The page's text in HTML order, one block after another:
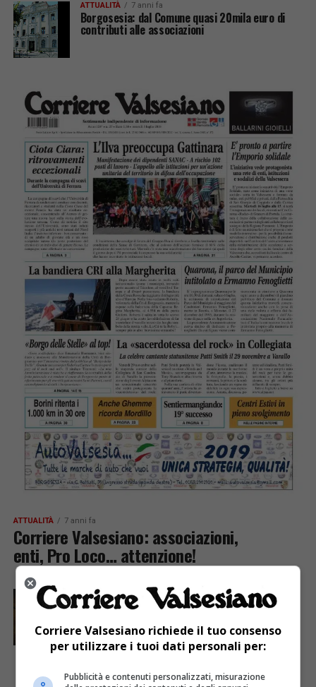
ATTUALITÀ 7 anni fa
Borgosesia: dal Comune quasi 20mila euro di
contributi alle associazioni
ATTUALITÀ 7 anni fa
Corriere Valsesiano: associazioni,
enti, Pro Loco… attenzione!
ATTUALITÀ 7 anni fa
Valduggia: contributi comunali alle associazioni
Corriere Valsesiano richiede il tuo consenso
per utilizzare i tuoi dati personali per:
Pubblicità e contenuti personalizzati, misurazione